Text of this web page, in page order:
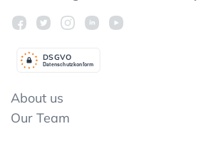
Datenschutzkonform
DSGVO
About us
Our Team